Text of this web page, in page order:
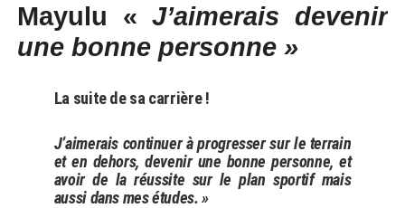
Mayulu «J’aimerais devenir
une bonne personne »
La suite de sa carrière !
J’aimerais continuer à progresser sur le terrain
et en dehors, devenir une bonne personne, et
avoir de la réussite sur le plan sportif mais
aussi dans mes études. »